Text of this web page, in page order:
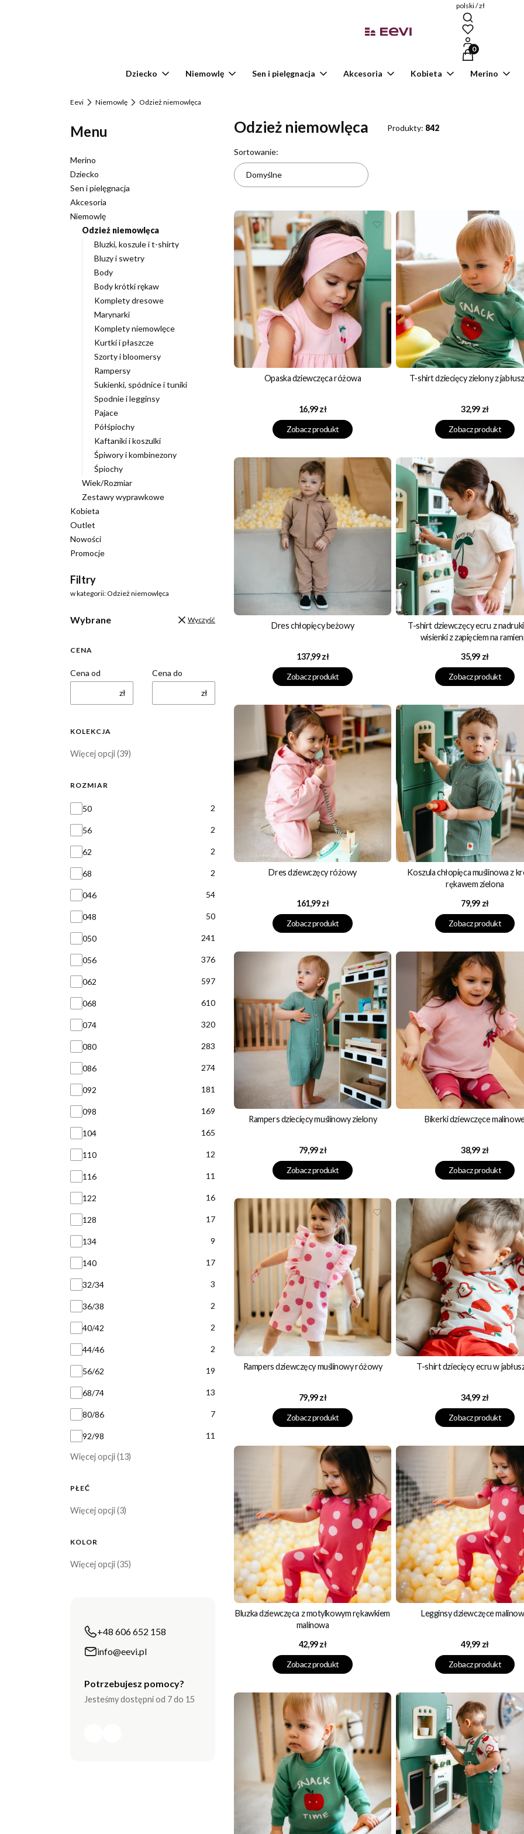
polski / zł
Produkty w
Dziecko Niemowlę Sen i pielęgnacja Akcesoria Kobieta Merino
Eevi Niemowlę Odzież niemowlęca
Menu
Merino
Dziecko
Sen i pielęgnacja
Akcesoria
Niemowlę
Odzież niemowlęca
Bluzki, koszule i t-shirty
Bluzy i swetry
Body
Body krótki rękaw
Komplety dresowe
Marynarki
Komplety niemowlęce
Kurtki i płaszcze
Szorty i bloomersy
Rampersy
Sukienki, spódnice i tuniki
Spodnie i legginsy
Pajace
Półśpiochy
Kaftaniki i koszulki
Śpiwory i kombinezony
Śpiochy
Wiek/Rozmiar
Zestawy wyprawkowe
Kobieta
Outlet
Nowości
Promocje
Filtry
w kategorii: Odzież niemowlęca
Wybrane Wyczyść
CENA
Cena od
zł
Cena do
zł
KOLEKCJA
Kolekcja
Więcej opcji (39)
ROZMIAR
Rozmiar
50 2
56 2
62 2
68 2
046 54
048 50
050 241
056 376
062 597
068 610
074 320
080 283
086 274
092 181
098 169
104 165
110 12
116 11
122 16
128 17
134 9
140 17
32/34 3
36/38 2
40/42 2
44/46 2
56/62 19
68/74 13
80/86 7
92/98 11
Więcej opcji (13)
PŁEĆ
Płeć
Więcej opcji (3)
KOLOR
Kolor
Więcej opcji (35)
+48 606 652 158
info@eevi.pl
Potrzebujesz pomocy?
Jesteśmy dostępni od 7 do 15
Odzież niemowlęca Produkty: 842
Lista produktów
Sortowanie:
Domyślne
Opaska dziewczęca różowa
Cena
16,99 zł
Zobacz produkt
T-shirt dziecięcy zielony z
Cena
32,99 zł
Zobacz produkt
Dres chłopięcy beżowy
Cena
137,99 zł
Zobacz produkt
T-shirt dziewczęcy ecru z
wisienki z zapięciem na
Cena
35,99 zł
Zobacz produkt
Dres dziewczęcy różowy
Cena
161,99 zł
Zobacz produkt
Koszula chłopięca muślinowa z
rękawem zielona
Cena
79,99 zł
Zobacz produkt
Rampers dziecięcy muślinowy zielony
Cena
79,99 zł
Zobacz produkt
Bikerki dziewczęce
Cena
38,99 zł
Zobacz produkt
Rampers dziewczęcy muślinowy różowy
Cena
79,99 zł
Zobacz produkt
T-shirt dziecięcy ecru w
Cena
34,99 zł
Zobacz produkt
Bluzka dziewczęca z motylkowym rękawkiem
malinowa
Cena
42,99 zł
Zobacz produkt
Legginsy dziewczęce
Cena
49,99 zł
Zobacz produkt